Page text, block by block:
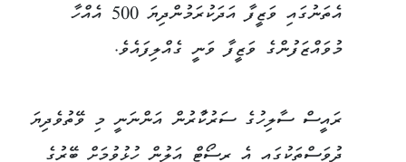
އެތަނުގައި ވަޒީފާ އަދަކުރަމުންދިޔަ 500 އެއްހާ
މުވައްޒަފުންގެ ވަޒީފާ ވަނީ ގެއްލިފައެވެ.
ރައީސް ސާލިހުގެ ސަރުކާުރުން އަންނަނީ މި ވޭތުވެދިޔަ
ދުވަސްތަކުގައި އެ ރިސޯޓް އަލުން ހުޅުވުމަށް ބޭރުގެ